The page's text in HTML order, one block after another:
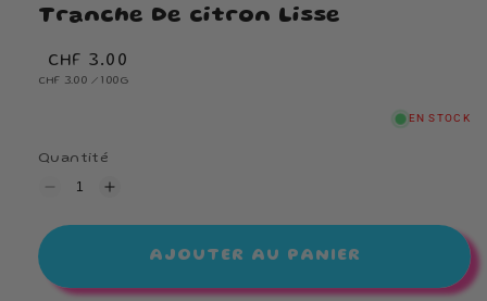
Tranche De citron Lisse
Prix
habituel
CHF 3.00
PRIX
CHF 3.00 / PAR
100G
EN STOCK
Quantité
Réduire
quantité
citron
Augmenter
quantité
Tranche
citron
AJOUTER AU PANIER